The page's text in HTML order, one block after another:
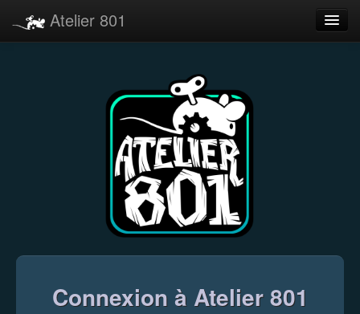
Atelier 801
Connexion à Atelier 801